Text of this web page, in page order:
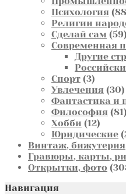
Психология 88
Религии
Сделай сам 59
Современная
Другие
Спорт 33
товара
Увлечения 30
Фантастика и
Философия 81
Хобби 1212
Юридические
Винтаж,
Гравюры, карты,
Открытки, фото
Навигация